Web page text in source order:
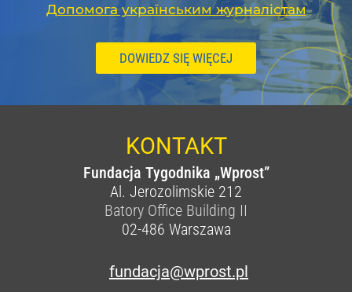
Допомога українським журналістам
DOWIEDZ SIĘ WIĘCEJ
KONTAKT
Fundacja Tygodnika „Wprost”
Al. Jerozolimskie 212
Batory Office Building II
02-486 Warszawa
fundacja@wprost.pl